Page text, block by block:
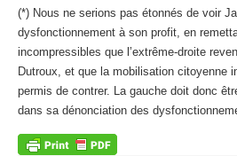
(*) Nous ne serions pas étonnés de voir
dysfonctionnement à son profit, en
incompressibles que l’extrême-droite
Dutroux, et que la mobilisation citoyenne
permis de contrer. La gauche doit donc
dans sa dénonciation des